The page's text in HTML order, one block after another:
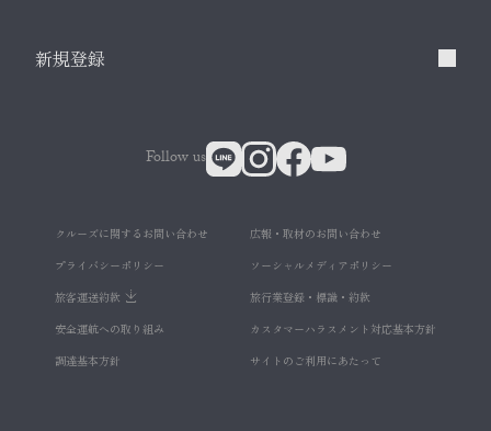
新規登録
クルーズに関するお問い合わせ
広報・取材のお問い合わせ
プライバシーポリシー
ソーシャルメディアポリシー
旅客運送約款
旅行業登録・標識・約款
安全運航への取り組み
カスタマーハラスメント対応基本方針
調達基本方針
サイトのご利用にあたって
Follow us